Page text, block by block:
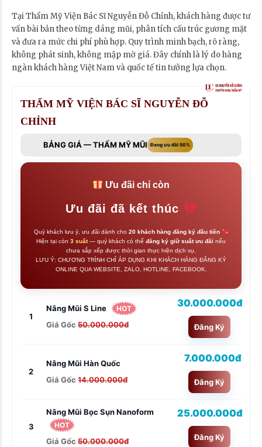
Tại Thẩm Mỹ Viện Bác Sĩ Nguyễn Đỗ Chỉnh, khách hàng được tư
vấn bài bản theo từng dáng mũi, phân tích cấu trúc gương mặt
và đưa ra mức chi phí phù hợp. Quy trình minh bạch, rõ ràng,
không phát sinh, không mập mờ giá. Đây chính là lý do hàng
ngàn khách hàng Việt Nam và quốc tế tin tưởng lựa chọn.
THẨM MỸ VIỆN BÁC SĨ NGUYỄN ĐỖ
CHỈNH
BẢNG GIÁ — THẨM MỸ MŨI Đang ưu đãi 50%
Ưu đãi chỉ còn
Ưu đãi đã kết thúc
Quý khách lưu ý, ưu đãi dành cho 20 khách hàng đăng ký đầu tiên
Hiện tại còn 3 suất— quý khách có thể đăng ký giữ suất ưu đãi nếu
chưa sắp xếp được thời gian thực hiện dịch vụ.
LƯU Ý: CHƯƠNG TRÌNH CHỈ ÁP DỤNG KHI KHÁCH HÀNG ĐĂNG KÝ
ONLINE QUA WEBSITE, ZALO, HOTLINE, FACEBOOK.
1
Nâng Mũi S Line HOT
Giá Gốc 50.000.000đ
30.000.000đ
Đăng Ký
2
Nâng Mũi Hàn Quốc
Giá Gốc 14.000.000đ
7.000.000đ
Đăng Ký
3
Nâng Mũi Bọc Sụn Nanoform
HOT
Giá Gốc 50.000.000đ
25.000.000đ
Đăng Ký